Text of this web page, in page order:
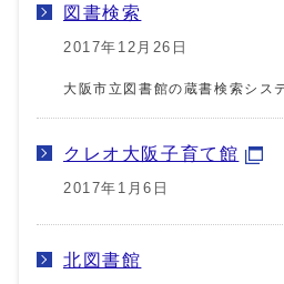
図書検索
2017年12月26日
大阪市立図書館の蔵書検索シス
クレオ大阪子育て館
2017年1月6日
北図書館